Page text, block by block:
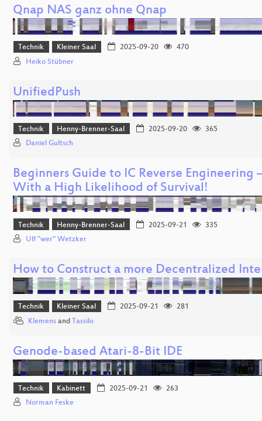
Qnap NAS ganz ohne Qnap
Technik Kleiner Saal 2025-09-20
470
Heiko Stübner
UnifiedPush
Technik Henny-Brenner-Saal 2025-09-20
365
Daniel Gultsch
Beginners Guide to IC Reverse Engineering
With a High Likelihood of Survival!
Technik Henny-Brenner-Saal 2025-09-21
335
Ulf "wer" Wetzker
How to Construct a more Decentralized
Technik Kleiner Saal 2025-09-21
281
Klemens and Tassilo
Genode-based Atari-8-Bit IDE
Technik Kabinett 2025-09-21
263
Norman Feske